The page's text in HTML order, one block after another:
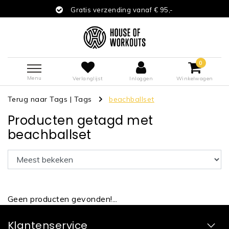
Gratis verzending vanaf € 95,-
Menu Verlanglijst Inloggen
0
Winkelwagen
Terug naar Tags | Tags beachballset
Producten getagd met
beachballset
Geen producten gevonden!...
Klantenservice